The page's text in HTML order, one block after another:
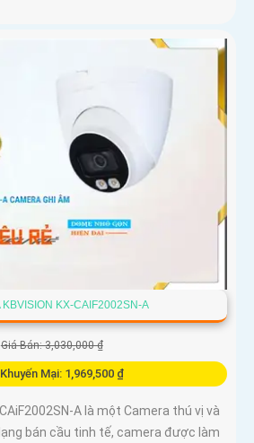
KBVISION KX-CAIF2002SN-A
Giá Bán: 3,030,000 ₫
Mại: 1,969,500 ₫
A là một Camera thú vị và
bán cầu tinh tế, camera được làm